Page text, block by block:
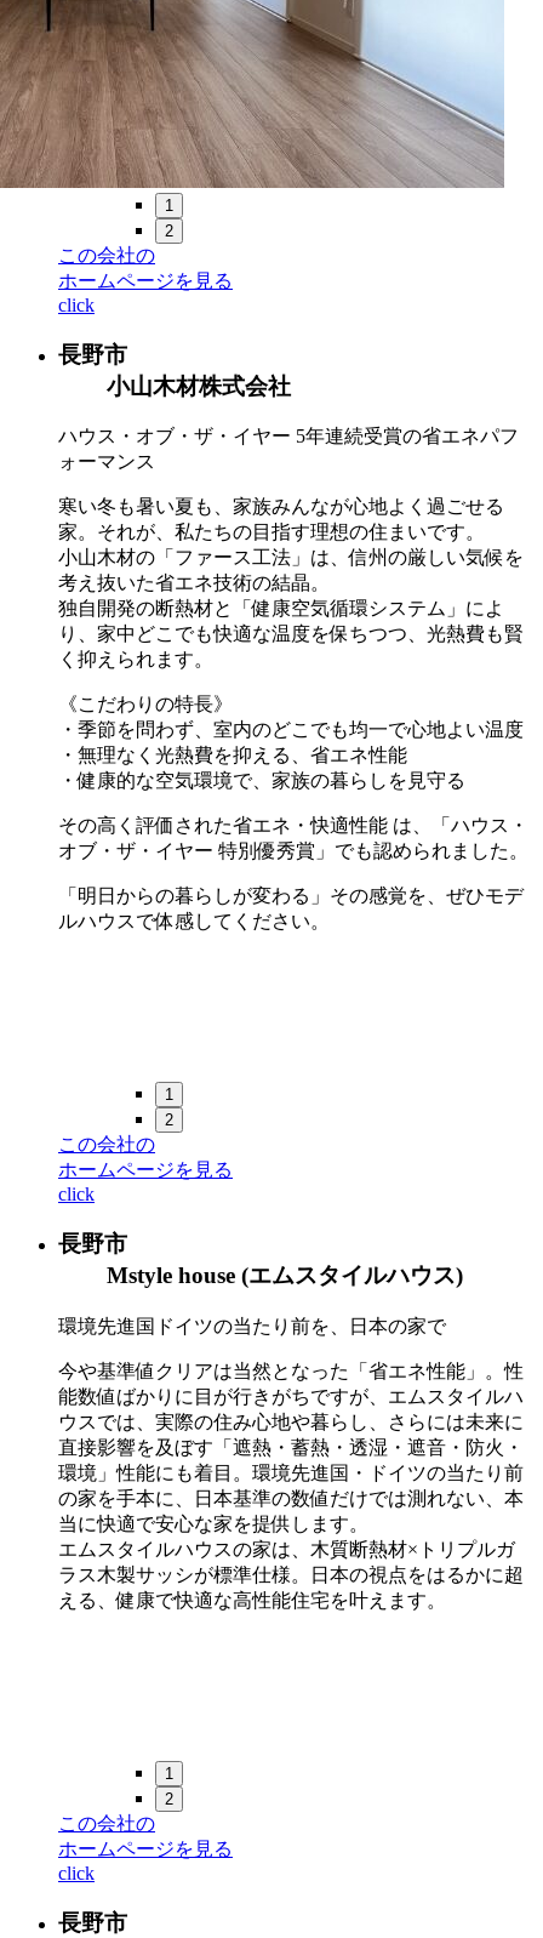
1
2
この会社の
ホームページを見る
click
長野市
小山木材株式会社
ハウス・オブ・ザ・イヤー 5年連続受賞の省エネパフ
ォーマンス
寒い冬も暑い夏も、家族みんなが心地よく過ごせる
家。それが、私たちの目指す理想の住まいです。
小山木材の「ファース工法」は、信州の厳しい気候を
考え抜いた省エネ技術の結晶。
独自開発の断熱材と「健康空気循環システム」によ
り、家中どこでも快適な温度を保ちつつ、光熱費も賢
く抑えられます。
《こだわりの特長》
・季節を問わず、室内のどこでも均一で心地よい温度
・無理なく光熱費を抑える、省エネ性能
・健康的な空気環境で、家族の暮らしを見守る
その高く評価された省エネ・快適性能 は、「ハウス・
オブ・ザ・イヤー 特別優秀賞」でも認められました。
「明日からの暮らしが変わる」その感覚を、ぜひモデ
ルハウスで体感してください。
1
2
この会社の
ホームページを見る
click
長野市
Mstyle house (エムスタイルハウス)
環境先進国ドイツの当たり前を、日本の家で
今や基準値クリアは当然となった「省エネ性能」。性
能数値ばかりに目が行きがちですが、エムスタイルハ
ウスでは、実際の住み心地や暮らし、さらには未来に
直接影響を及ぼす「遮熱・蓄熱・透湿・遮音・防火・
環境」性能にも着目。環境先進国・ドイツの当たり前
の家を手本に、日本基準の数値だけでは測れない、本
当に快適で安心な家を提供します。
エムスタイルハウスの家は、木質断熱材×トリプルガ
ラス木製サッシが標準仕様。日本の視点をはるかに超
える、健康で快適な高性能住宅を叶えます。
1
2
この会社の
ホームページを見る
click
長野市